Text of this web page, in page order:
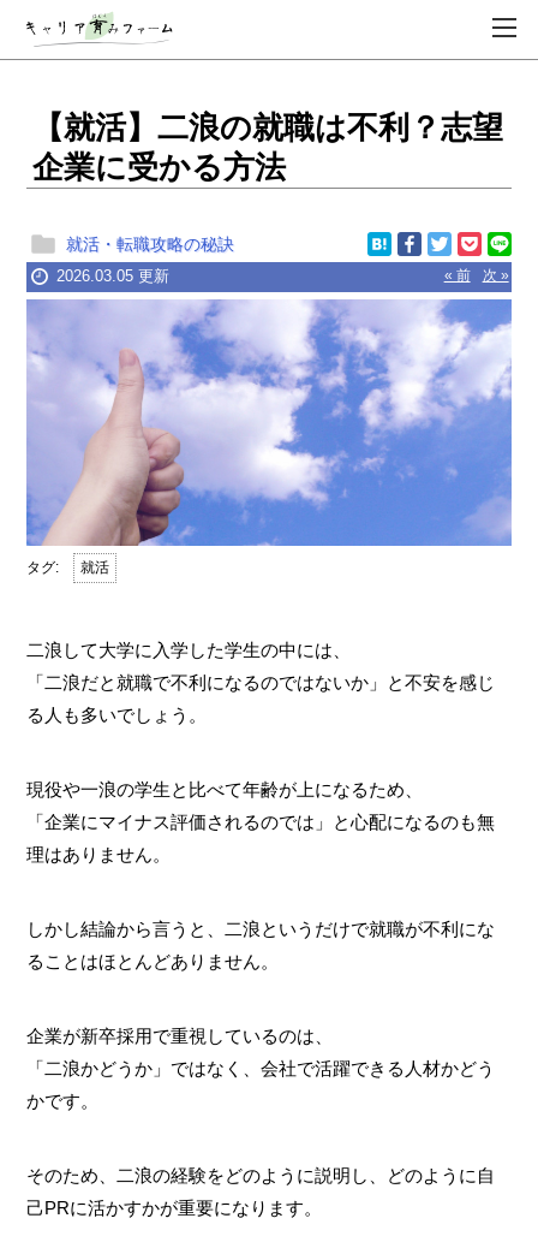
【就活】二浪の就職は不利？志望
企業に受かる方法
就活・転職攻略の秘訣
2026.03.05 更新 次 »
« 前
就活
二浪して大学に入学した学生の中には、
「二浪だと就職で不利になるのではないか」と不安を感じ
る人も多いでしょう。
現役や一浪の学生と比べて年齢が上になるため、
「企業にマイナス評価されるのでは」と心配になるのも無
理はありません。
しかし結論から言うと、二浪というだけで就職が不利にな
ることはほとんどありません。
企業が新卒採用で重視しているのは、
「二浪かどうか」ではなく、会社で活躍できる人材かどう
かです。
そのため、二浪の経験をどのように説明し、どのように自
己PRに活かすかが重要になります。